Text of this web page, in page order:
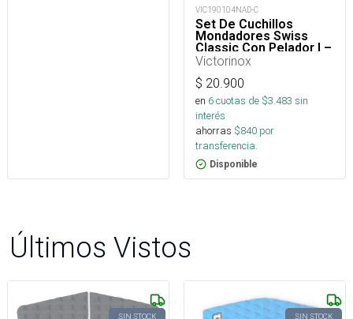
VIC190104NAD-C
Set De Cuchillos
Mondadores Swiss
Classic Con Pelador I –
3 piezas
Victorinox
$ 20.900
en 6cuotas de $3.483 sin
interés
ahorras $840 por
transferencia.
Disponible
Últimos Vistos
SIN STOCK SIN STOCK